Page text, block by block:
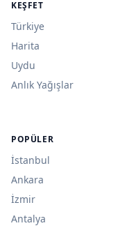
KEŞFET
Türkiye
Harita
Uydu
Anlık Yağışlar
POPÜLER
İstanbul
Ankara
İzmir
Antalya